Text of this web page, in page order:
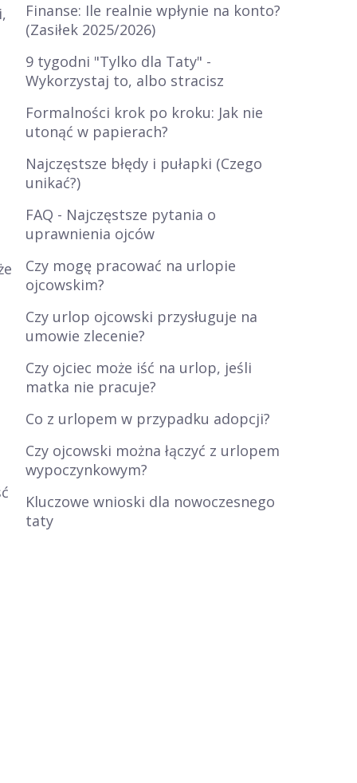
Finanse: Ile realnie wpłynie na konto?
(Zasiłek 2025/2026)
9 tygodni "Tylko dla Taty" -
Wykorzystaj to, albo stracisz
Formalności krok po kroku: Jak nie
utonąć w papierach?
Najczęstsze błędy i pułapki (Czego
unikać?)
FAQ - Najczęstsze pytania o
uprawnienia ojców
Czy mogę pracować na urlopie
ojcowskim?
Czy urlop ojcowski przysługuje na
umowie zlecenie?
Czy ojciec może iść na urlop, jeśli
matka nie pracuje?
Co z urlopem w przypadku adopcji?
Czy ojcowski można łączyć z urlopem
wypoczynkowym?
Kluczowe wnioski dla nowoczesnego
taty